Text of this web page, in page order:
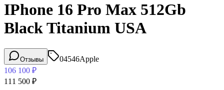
IPhone 16 Pro Max 512Gb
Black Titanium USA
Отзывы 04546Apple
106 100 ₽
111 500 ₽